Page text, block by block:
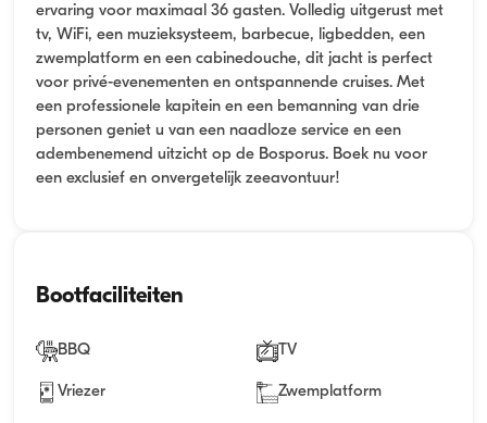
ervaring voor maximaal 36 gasten. Volledig uitgerust met
tv, WiFi, een muzieksysteem, barbecue, ligbedden, een
zwemplatform en een cabinedouche, dit jacht is perfect
voor privé-evenementen en ontspannende cruises. Met
een professionele kapitein en een bemanning van drie
personen geniet u van een naadloze service en een
adembenemend uitzicht op de Bosporus. Boek nu voor
een exclusief en onvergetelijk zeeavontuur!
Bootfaciliteiten
BBQ TV
Vriezer Zwemplatform